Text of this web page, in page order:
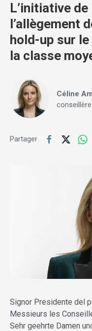
L’initiative
l’allègement
hold-up sur
la classe
Céline
Partager
Signor Presidente del
Messieurs les
Sehr geehrte Damen